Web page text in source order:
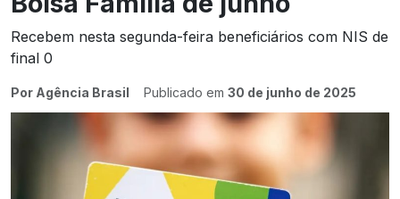
Recebem nesta segunda-feira beneficiários com NIS de
final 0
Por Agência Brasil Publicado em 30 de junho de 2025